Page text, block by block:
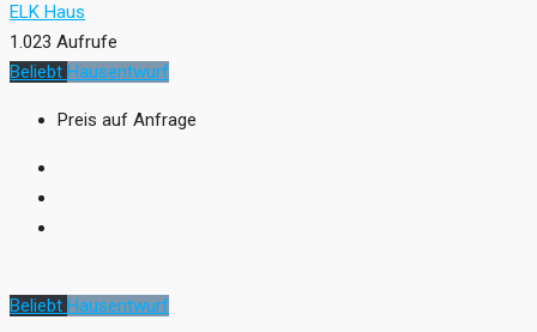
ELK Haus
1.023 Aufrufe
Beliebt Hausentwurf
Preis auf Anfrage
Beliebt Hausentwurf